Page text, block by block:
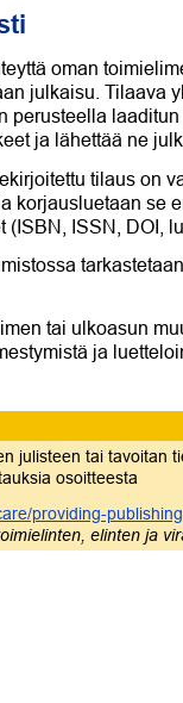
oman
julkaisu. Tilaava
perusteella
ja lähettää ne
tilaus on
korjausluetaan se
ISSN, DOI,
tai ulkoasun
ja
julisteen tai tavoitan
osoitteesta
providing-
elinten ja